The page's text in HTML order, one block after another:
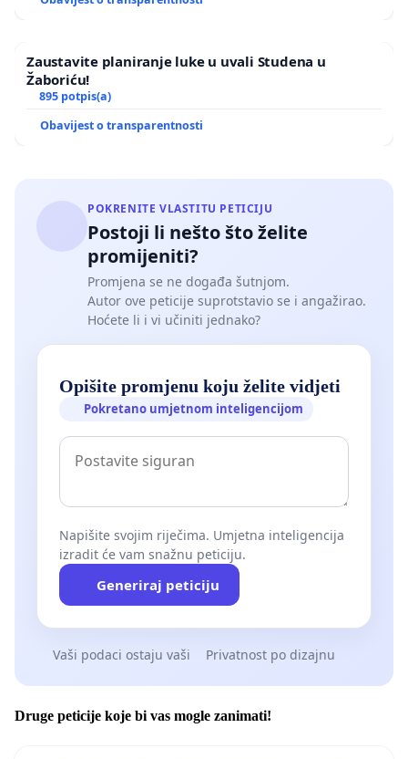
Zaustavite planiranje luke u uvali Studena u
Žaboriću!
895 potpis(a)
Obavijest o transparentnosti
POKRENITE VLASTITU PETICIJU
Postoji li nešto što želite
promijeniti?
Promjena se ne događa šutnjom.
Autor ove peticije suprotstavio se i angažirao.
Hoćete li i vi učiniti jednako?
Opišite promjenu koju želite vidjeti
Pokretano umjetnom inteligencijom
Napišite svojim riječima. Umjetna inteligencija
izradit će vam snažnu peticiju.
Generiraj peticiju
Vaši podaci ostaju vaši Privatnost po dizajnu
Druge peticije koje bi vas mogle zanimati!